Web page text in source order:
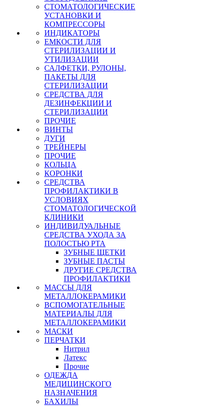
СТОМАТОЛОГИЧЕСКИЕ
УСТАНОВКИ И
КОМПРЕССОРЫ
ИНДИКАТОРЫ
ЕМКОСТИ ДЛЯ
СТЕРИЛИЗАЦИИ И
УТИЛИЗАЦИИ
САЛФЕТКИ, РУЛОНЫ,
ПАКЕТЫ ДЛЯ
СТЕРИЛИЗАЦИИ
СРЕДСТВА ДЛЯ
ДЕЗИНФЕКЦИИ И
СТЕРИЛИЗАЦИИ
ПРОЧИЕ
ВИНТЫ
ДУГИ
ТРЕЙНЕРЫ
ПРОЧИЕ
КОЛЬЦА
КОРОНКИ
СРЕДСТВА
ПРОФИЛАКТИКИ В
УСЛОВИЯХ
СТОМАТОЛОГИЧЕСКОЙ
КЛИНИКИ
ИНДИВИДУАЛЬНЫЕ
СРЕДСТВА УХОДА ЗА
ПОЛОСТЬЮ РТА
ЗУБНЫЕ ЩЕТКИ
ЗУБНЫЕ ПАСТЫ
ДРУГИЕ СРЕДСТВА
ПРОФИЛАКТИКИ
МАССЫ ДЛЯ
МЕТАЛЛОКЕРАМИКИ
ВСПОМОГАТЕЛЬНЫЕ
МАТЕРИАЛЫ ДЛЯ
МЕТАЛЛОКЕРАМИКИ
МАСКИ
ПЕРЧАТКИ
Нитрил
Латекс
Прочие
ОДЕЖДА
МЕДИЦИНСКОГО
НАЗНАЧЕНИЯ
БАХИЛЫ